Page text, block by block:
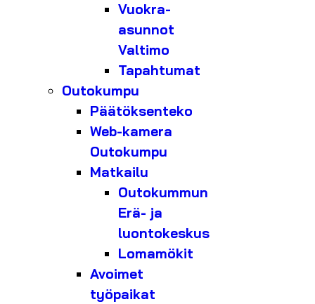
Vuokra-
asunnot
Valtimo
Tapahtumat
Outokumpu
Päätöksenteko
Web-kamera
Outokumpu
Matkailu
Outokummun
Erä- ja
luontokeskus
Lomamökit
Avoimet
työpaikat